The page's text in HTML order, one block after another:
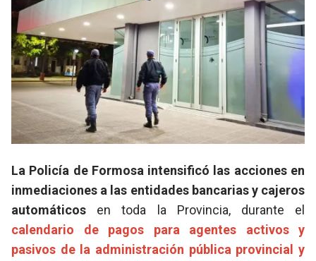
La Policía de Formosa intensificó las acciones en
inmediaciones a las entidades bancarias y cajeros
automáticos en toda la Provincia, durante el
calendario de pagos para agentes activos y
pasivos de la administración pública provincial y